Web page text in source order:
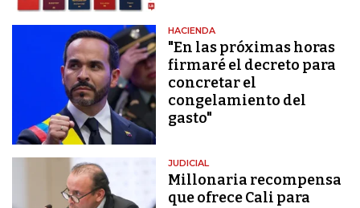
HACIENDA
"En las próximas horas
firmaré el decreto para
concretar el
congelamiento del
gasto"
JUDICIAL
Millonaria recompensa
que ofrece Cali para